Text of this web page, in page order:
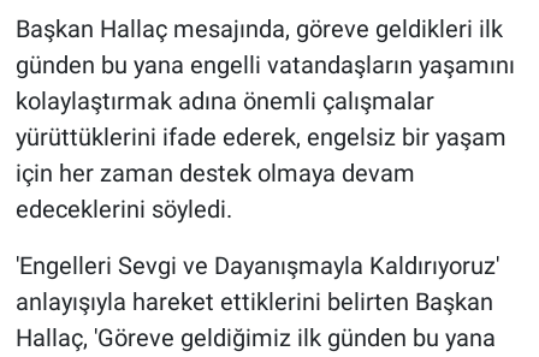
Başkan Hallaç mesajında, göreve geldikleri ilk
günden bu yana engelli vatandaşların yaşamını
kolaylaştırmak adına önemli çalışmalar
yürüttüklerini ifade ederek, engelsiz bir yaşam
için her zaman destek olmaya devam
edeceklerini söyledi.
'Engelleri Sevgi ve Dayanışmayla Kaldırıyoruz'
anlayışıyla hareket ettiklerini belirten Başkan
Hallaç, 'Göreve geldiğimiz ilk günden bu yana